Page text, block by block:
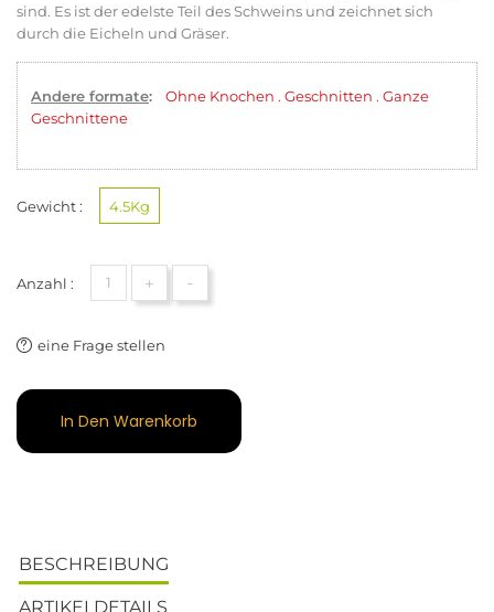
sind. Es ist der edelste Teil des Schweins und zeichnet sich
durch die Eicheln und Gräser.
Andere formate: Ohne Knochen . Geschnitten . Ganze
Geschnittene
Gewicht : 4.5Kg
Anzahl : + -
eine Frage stellen
In Den Warenkorb
BESCHREIBUNG
ARTIKELDETAILS